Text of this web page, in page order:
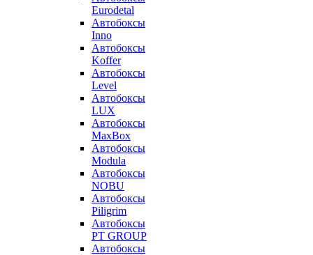
Eurodetal
Автобоксы
Inno
Автобоксы
Koffer
Автобоксы
Level
Автобоксы
LUX
Автобоксы
MaxBox
Автобоксы
Modula
Автобоксы
NOBU
Автобоксы
Piligrim
Автобоксы
PT GROUP
Автобоксы